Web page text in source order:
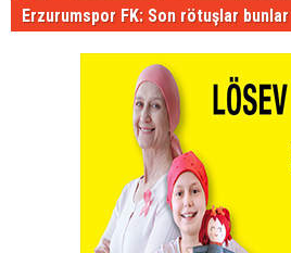
Erzurumspor FK: Son rötuşlar bunlar